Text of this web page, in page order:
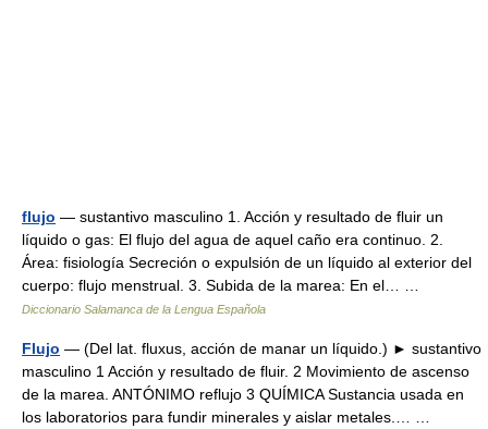
flujo — sustantivo masculino 1. Acción y resultado de fluir un
líquido o gas: El flujo del agua de aquel caño era continuo. 2.
Área: fisiología Secreción o expulsión de un líquido al exterior del
cuerpo: flujo menstrual. 3. Subida de la marea: En el… …
Diccionario Salamanca de la Lengua Española
Flujo — (Del lat. fluxus, acción de manar un líquido.) ► sustantivo
masculino 1 Acción y resultado de fluir. 2 Movimiento de ascenso
de la marea. ANTÓNIMO reflujo 3 QUÍMICA Sustancia usada en
los laboratorios para fundir minerales y aislar metales.… …